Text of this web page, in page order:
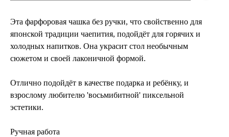
Эта фарфоровая чашка без ручки, что свойственно для
японской традиции чаепития, подойдёт для горячих и
холодных напитков. Она украсит стол необычным
сюжетом и своей лаконичной формой.
Отлично подойдёт в качестве подарка и ребёнку, и
взрослому любителю 'восьмибитной' пиксельной
эстетики.
Ручная работа